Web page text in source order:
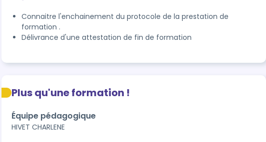
Connaitre l'enchainement du protocole de la prestation de
formation .
Délivrance d'une attestation de fin de formation
Plus qu'une formation !
Équipe pédagogique
HIVET CHARLENE